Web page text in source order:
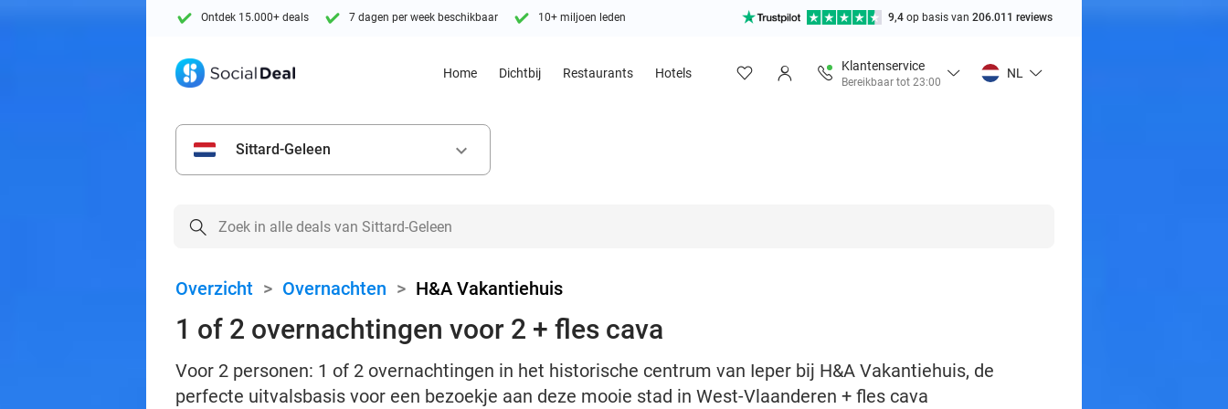
Ontdek 15.000+ deals 7 dagen per week beschikbaar 10+ miljoen leden 9,4 op basis van 206.011 reviews
Home Dichtbij Restaurants Hotels
Klantenservice
Bereikbaar tot 23:00
NL
Sittard-Geleen keyboard_arrow_down
Overzicht > Overnachten > H&A Vakantiehuis
1 of 2 overnachtingen voor 2 + fles cava
Voor 2 personen: 1 of 2 overnachtingen in het historische centrum van Ieper bij H&A Vakantiehuis, de
perfecte uitvalsbasis voor een bezoekje aan deze mooie stad in West-Vlaanderen + fles cava